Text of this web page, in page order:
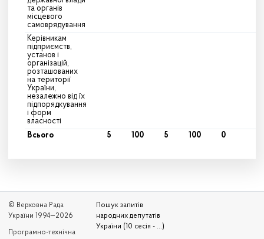
та органів
місцевого
самоврядування
Керівникам
підприємств,
установ і
організацій,
розташованих
на території
України,
незалежно від їх
підпорядкування
і форм
власності
Всього
5 100 5 100 0
© Верховна Рада
України 1994—2026
Програмно-технічна
Пошук запитів
народних депутатів
України (10 сесія - ...)